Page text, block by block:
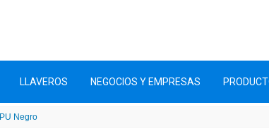
LLAVEROS NEGOCIOS Y EMPRESAS
Negro